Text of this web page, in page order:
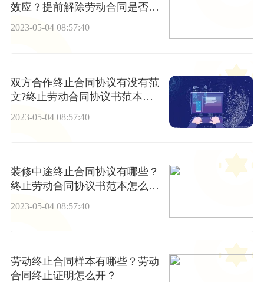
效应？提前解除劳动合同是否违
约?
2023-05-04 08:57:40
双方合作终止合同协议有没有范
文?终止劳动合同协议书范本应
2023-05-04 08:57:40
装修中途终止合同协议有哪些？
终止劳动合同协议书范本怎么
写？
2023-05-04 08:57:40
劳动终止合同样本有哪些？劳动
合同终止证明怎么开？